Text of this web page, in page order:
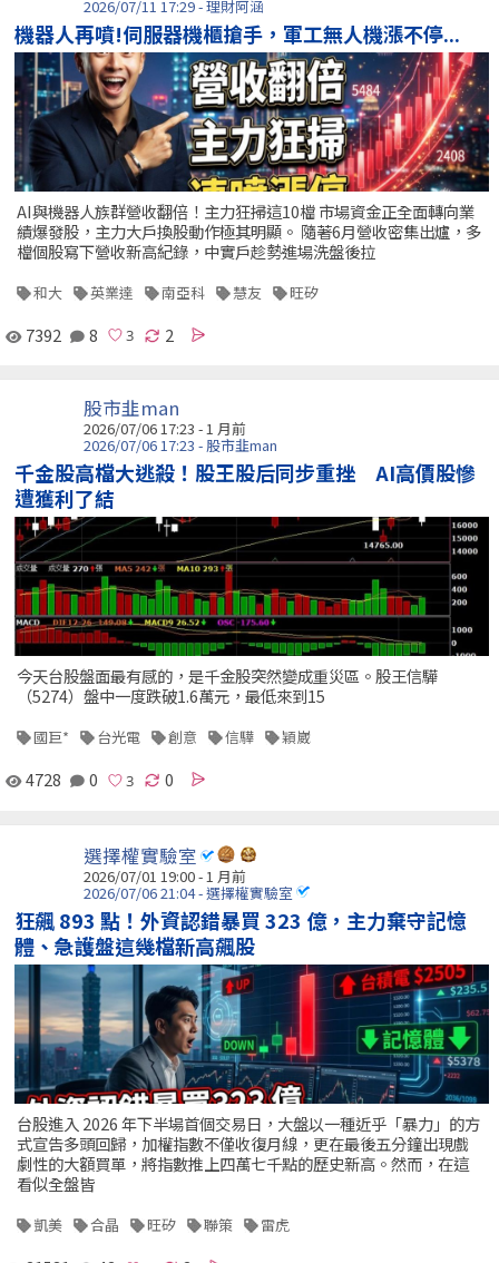
2026/07/11 17:29 - 理財阿涵
機器人再噴!伺服器機櫃搶手，軍工無人機漲不停...
AI與機器人族群營收翻倍！主力狂掃這10檔 市場資金正全面轉向業
績爆發股，主力大戶換股動作極其明顯。 隨著6月營收密集出爐，多
檔個股寫下營收新高紀錄，中實戶趁勢進場洗盤後拉
和大 英業達 南亞科 慧友 旺矽
7392 8 2
股市韭man
2026/07/06 17:23 - 1 月前
2026/07/06 17:23 - 股市韭man
千金股高檔大逃殺！股王股后同步重挫 AI高價股慘
遭獲利了結
今天台股盤面最有感的，是千金股突然變成重災區。股王信驊
（5274）盤中一度跌破1.6萬元，最低來到15
國巨* 台光電 創意 信驊 穎崴
4728 0 0
選擇權實驗室
2026/07/01 19:00 - 1 月前
2026/07/06 21:04 - 選擇權實驗室
狂飆 893 點！外資認錯暴買 323 億，主力棄守記憶
體、急護盤這幾檔新高飆股
台股進入 2026 年下半場首個交易日，大盤以一種近乎「暴力」的方
式宣告多頭回歸，加權指數不僅收復月線，更在最後五分鐘出現戲
劇性的大額買單，將指數推上四萬七千點的歷史新高。然而，在這
看似全盤皆
凱美 合晶 旺矽 聯策 雷虎